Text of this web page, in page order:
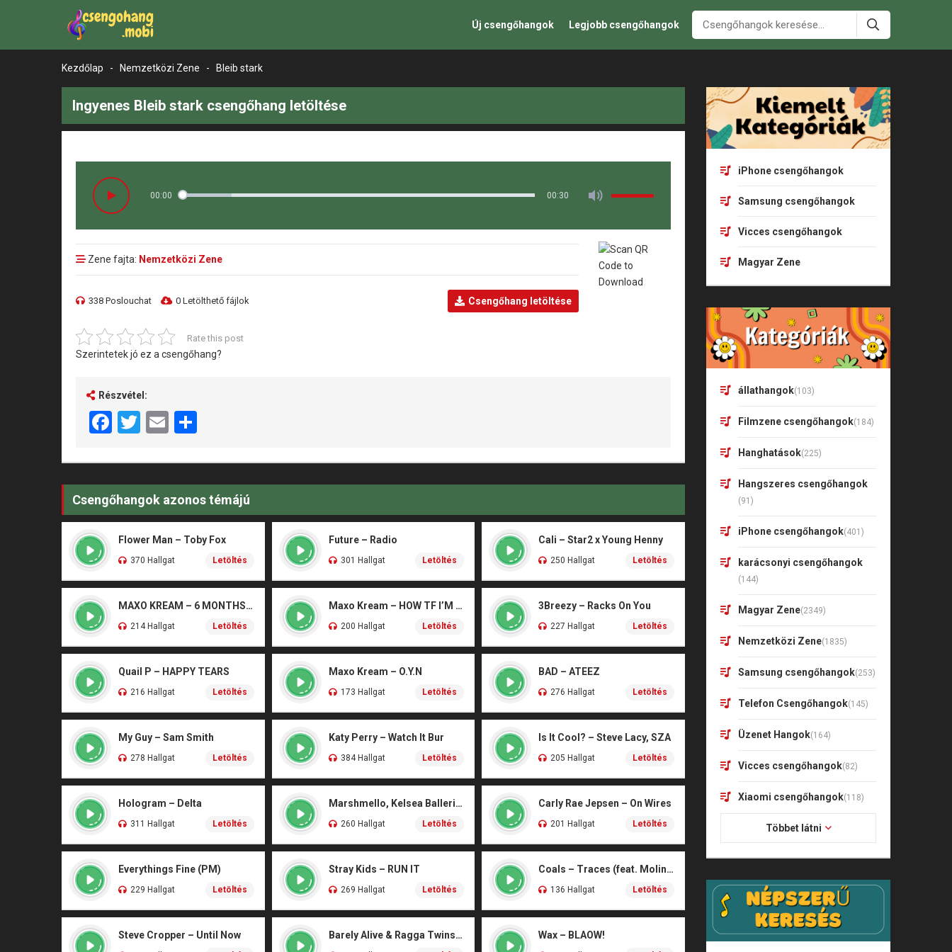
Új csengőhangok Legjobb csengőhangok
Kezdőlap - Nemzetközi Zene - Bleib stark
Ingyenes Bleib stark csengőhang letöltése
00:00 00:30
Zene fajta: Nemzetközi Zene
338 Poslouchat 0 Letölthető fájlok Csengőhang letöltése
Rate this post
Szerintetek jó ez a csengőhang?
Részvétel:
Facebook
Twitter
Email
Csengőhangok azonos témájú
Flower Man – Toby Fox
370 Hallgat Letöltés
Future – Radio
301 Hallgat Letöltés
Cali – Star2 x Young Henny
250 Hallgat Letöltés
MAXO KREAM – 6 MONTHS CLEAN
214 Hallgat Letöltés
Maxo Kream – HOW TF I’M LUCKY
200 Hallgat Letöltés
3Breezy – Racks On You
227 Hallgat Letöltés
Quail P – HAPPY TEARS
216 Hallgat Letöltés
Maxo Kream – O.Y.N
173 Hallgat Letöltés
BAD – ATEEZ
276 Hallgat Letöltés
My Guy – Sam Smith
278 Hallgat Letöltés
Katy Perry – Watch It Bur
384 Hallgat Letöltés
Is It Cool? – Steve Lacy, SZA
205 Hallgat Letöltés
Hologram – Delta
311 Hallgat Letöltés
Marshmello, Kelsea Ballerini – Another Drink
260 Hallgat Letöltés
Carly Rae Jepsen – On Wires
201 Hallgat Letöltés
Everythings Fine (PM)
229 Hallgat Letöltés
Stray Kids – RUN IT
269 Hallgat Letöltés
Coals – Traces (feat. Molina)
136 Hallgat Letöltés
Steve Cropper – Until Now Barely Alive & Ragga Twins – We Set It Wax – BLAOW!
iPhone csengőhangok
Samsung csengőhangok
Vicces csengőhangok
Magyar Zene
állathangok(103)
Filmzene csengőhangok(184)
Hanghatások(225)
Hangszeres csengőhangok
(91)
iPhone csengőhangok(401)
karácsonyi csengőhangok
(144)
Magyar Zene(2349)
Nemzetközi Zene(1835)
Samsung csengőhangok(253)
Telefon Csengőhangok(145)
Üzenet Hangok(164)
Vicces csengőhangok(82)
Xiaomi csengőhangok(118)
Többet látni